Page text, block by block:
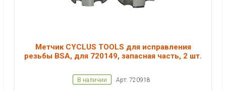
Метчик CYCLUS TOOLS для исправления
резьбы BSA, для 720149, запасная часть, 2 шт.
В наличии Арт: 720918